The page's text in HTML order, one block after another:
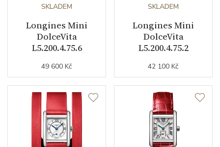
Datumovka
Sekundová ručka
Barva číselníku stříbrná
Indexy číselníku římské číslice
Řemínek / Spona
SKLADEM
Longines Mini
DolceVita
L5.200.4.75.6
49 600 Kč
SKLADEM
Longines Mini
DolceVita
L5.200.4.75.2
42 100 Kč